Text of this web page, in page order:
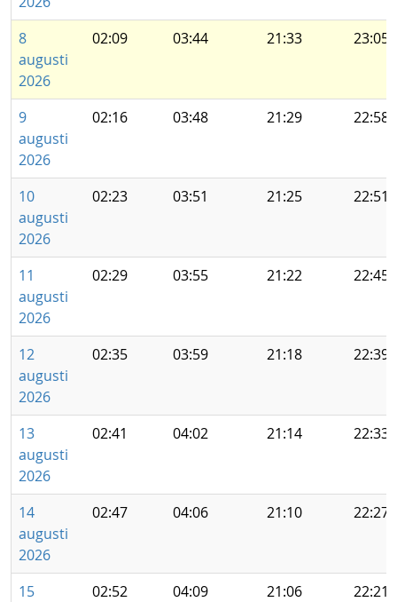
8
augusti
2026
02:09 03:44 21:33 23:05
9
augusti
2026
02:16 03:48 21:29 22:58
10
augusti
2026
02:23 03:51 21:25 22:51
11
augusti
2026
02:29 03:55 21:22 22:45
12
augusti
2026
02:35 03:59 21:18 22:39
13
augusti
2026
02:41 04:02 21:14 22:33
14
augusti
2026
02:47 04:06 21:10 22:27
15
02:52 04:09 21:06 22:21